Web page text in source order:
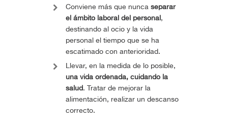
Conviene más que nunca separar
el ámbito laboral del personal ,
destinando al ocio y la vida
personal el tiempo que se ha
escatimado con anterioridad.
Llevar, en la medida de lo posible,
una vida ordenada, cuidando la
salud. Tratar de mejorar la
alimentación, realizar un descanso
correcto.